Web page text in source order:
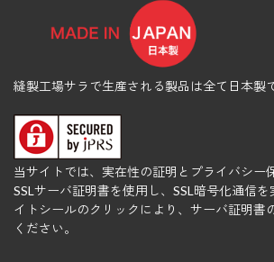
縫製工場サラで生産される製品は全て日本製
当サイトでは、実在性の証明とプライバシー
SSLサーバ証明書を使用し、SSL暗号化通信
イトシールのクリックにより、サーバ証明書
ください。